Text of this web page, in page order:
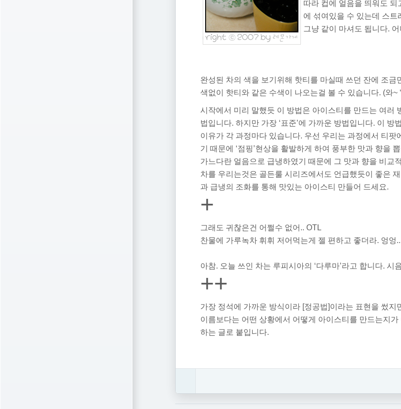
따라 컵에 얼음을 띄워도
에 섞여있을 수 있는데 스
그냥 같이 마셔도 됩니다.
완성된 차의 색을 보기위해 핫티를 마실때 쓰던 잔에 조금
색없이 핫티와 같은 수색이 나오는걸 볼 수 있습니다. (와~ ‘
시작에서 미리 말했듯 이 방법은 아이스티를 만드는 여러
법입니다. 하지만 가장 ‘표준’에 가까운 방법입니다. 이 방
이유가 각 과정마다 있습니다. 우선 우리는 과정에서 티팟
기 때문에 ‘점핑’현상을 활발하게 하여 풍부한 맛과 향을
가느다란 얼음으로 급냉하였기 때문에 그 맛과 향을 비교
차를 우리는것은 골든룰 시리즈에서도 언급했듯이 좋은
과 급냉의 조화를 통해 맛있는 아이스티 만들어 드세요.
+
그래도 귀찮은건 어쩔수 없어.. OTL
찬물에 가루녹차 휘휘 저어먹는게 젤 편하고 좋더라. 엉엉
아참. 오늘 쓰인 차는 루피시아의 ‘다루마’라고 합니다.
++
가장 정석에 가까운 방식이라 [정공법]이라는 표현을 썼지
이름보다는 어떤 상황에서 어떻게 아이스티를 만드는지
하는 글로 붙입니다.